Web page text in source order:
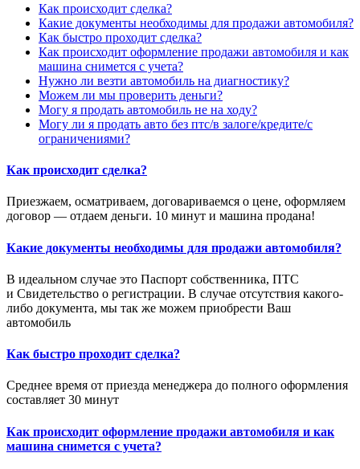
Как происходит сделка?
Какие документы необходимы для продажи автомобиля?
Как быстро проходит сделка?
Как происходит оформление продажи автомобиля и как
машина снимется с учета?
Нужно ли везти автомобиль на диагностику?
Можем ли мы проверить деньги?
Могу я продать автомобиль не на ходу?
Могу ли я продать авто без птс/в залоге/кредите/с
ограничениями?
Как происходит сделка?
Приезжаем, осматриваем, договариваемся о цене, оформляем
договор — отдаем деньги. 10 минут и машина продана!
Какие документы необходимы для продажи автомобиля?
В идеальном случае это Паспорт собственника, ПТС
и Свидетельство о регистрации. В случае отсутствия какого-
либо документа, мы так же можем приобрести Ваш
автомобиль
Как быстро проходит сделка?
Среднее время от приезда менеджера до полного оформления
составляет 30 минут
Как происходит оформление продажи автомобиля и как
машина снимется с учета?